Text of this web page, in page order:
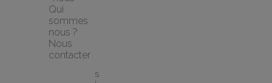
Qui
sommes
nous ?
Nous
contacter
S